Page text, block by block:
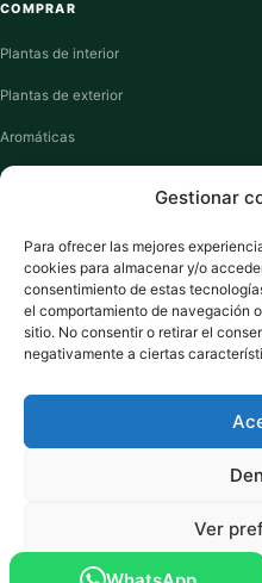
Gestionar
Para ofrecer las mejores
cookies para almacenar y/o
consentimiento de estas
el comportamiento de navegación
sitio. No consentir o retirar el
negativamente a ciertas
Ver
COMPRAR
Plantas de interior
Plantas de exterior
Aromáticas
Suculentas
VIVERO PLANTAS
Sobre nosotros
Puntos y recompensas
Cookies
Pago seguro: Tarjeta de Crédito / Débito